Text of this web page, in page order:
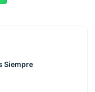
Siempre